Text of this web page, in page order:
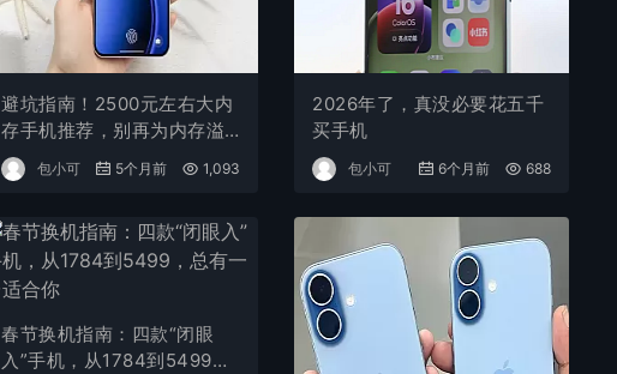
避坑指南！2500元左右大内
存手机推荐，别再为内存溢
价交智商税
包小可 5个月前 1,093
2026年了，真没必要花五千
买手机
包小可 6个月前 688
春节换机指南：四款“闭眼
入”手机，从1784到5499，